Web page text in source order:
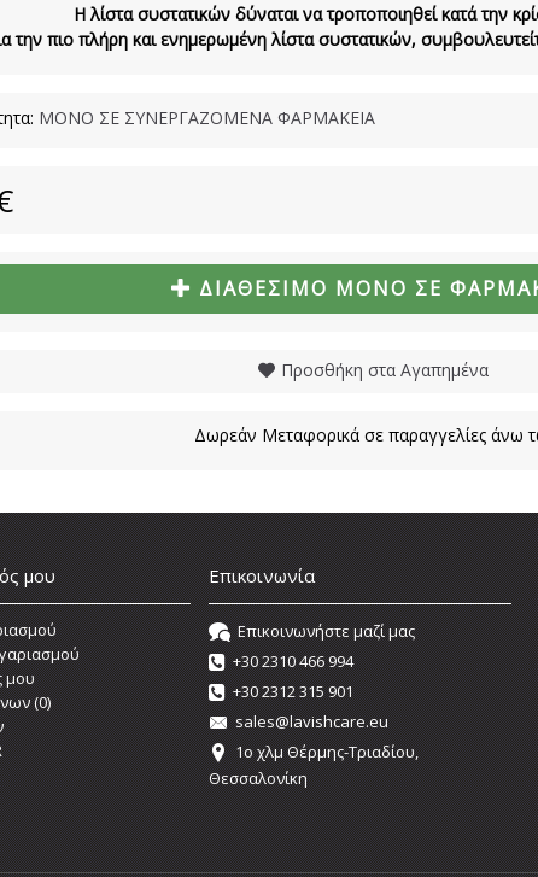
Η λίστα συστατικών δύναται να τροποποιηθεί κατά την
την πιο πλήρη και ενημερωμένη λίστα συστατικών,
ΜΟΝΟ ΣΕ ΣΥΝΕΡΓΑΖΟΜΕΝΑ ΦΑΡΜΑΚΕΙΑ
ΔΙΑΘΈΣΙΜΟ ΜΌΝΟ ΣΕ
Προσθήκη στα Αγαπημένα
Δωρεάν Μεταφορικά σε παραγγελίες άνω
μου
μου
(0)
Επικοινωνία
Επικοινωνήστε μαζί μας
+30 2310 466 994
+30 2312 315 901
sales@lavishcare.eu
1o χλμ Θέρμης-Τριαδίου,
Θεσσαλονίκη